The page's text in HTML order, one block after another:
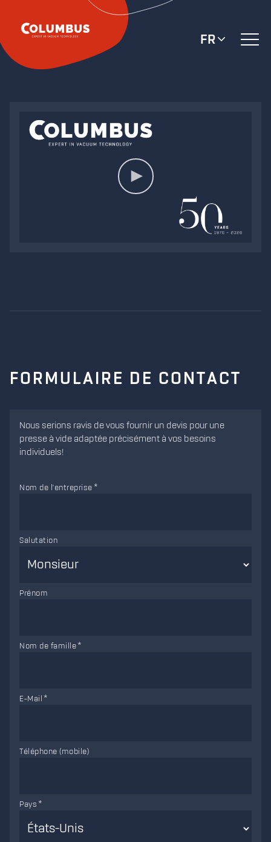
FR
FORMULAIRE DE CONTACT
Nous serions ravis de vous fournir un devis pour une
presse à vide adaptée précisément à vos besoins
individuels!
Nom de l'entreprise
Salutation
Prénom
Nom de famille
E-Mail
Téléphone (mobile)
Pays